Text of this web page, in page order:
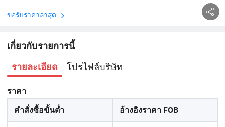
ขอรับราคาล่าสุด
เกี่ยวกับรายการนี้
รายละเอียด โปรไฟล์บริษัท
ราคา
คำสั่งซื้อขั้นต่ำ อ้างอิงราคา FOB